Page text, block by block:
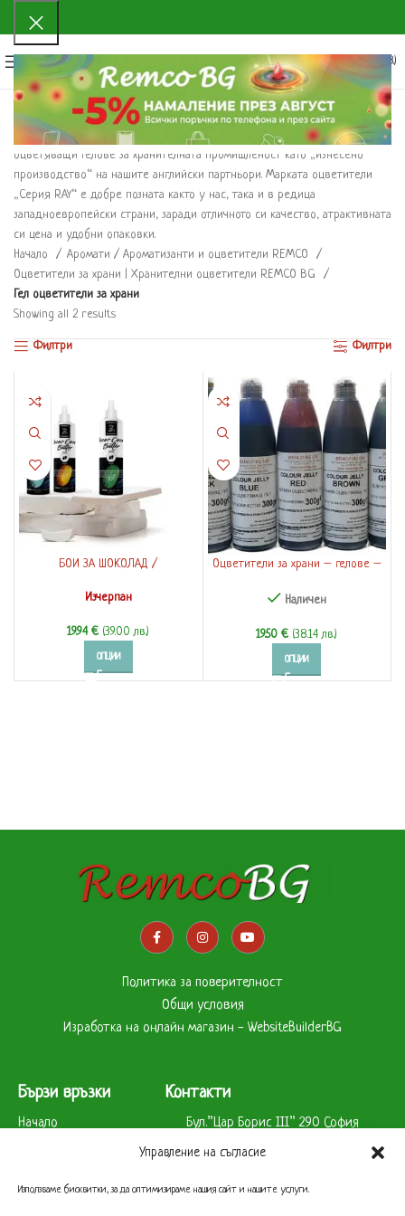
Управление на съгласие
Използваме бисквитки, за да оптимизираме нашия сайт и нашите услуги.
МЕНЮ
0
0.00€ (0.00 ЛВ.)
От 2006- та година REMCO BG произвежда течни оцветители и
оцветяващи гелове за хранителната промишленост като „изнесено
производство“ на нашите английски партньори. Марката оцветители
„Серия RAY“ е добре позната както у нас, така и в редица
западноевропейски страни, заради отличното си качество, атрактивната
си цена и удобни опаковки.
Начало
Аромати / Ароматизанти и оцветители REMCO
Оцветители за храни | Хранителни оцветители REMCO BG
Гел оцветители за храни
Showing all 2 results
Филтри Филтри
БОИ ЗА ШОКОЛАД /
КАКАОВО МАСЛО – 200 грама
Изчерпан
19.94€ (39.00 лв.)
ОПЦИИ
Оцветители за храни – гелове –
Наличен
19.50€ (38.14 лв.)
ОПЦИИ
Политика за поверителност
Общи условия
Изработка на онлайн магазин - WebsiteBuilderBG
Бързи връзки
Начало
Магазин
Контакти
Бул.”Цар Борис ІІІ” 290 София
1619
+359 878598200